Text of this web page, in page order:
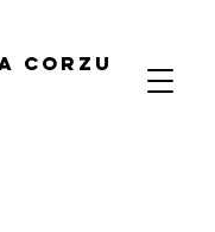
corzu